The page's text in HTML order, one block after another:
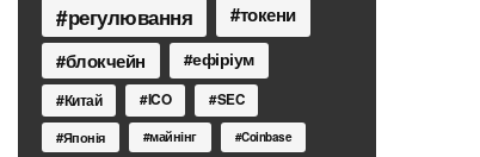
регулювання
токени
блокчейн
ефіріум
Китай ICO SEC
Японія майнінг Coinbase